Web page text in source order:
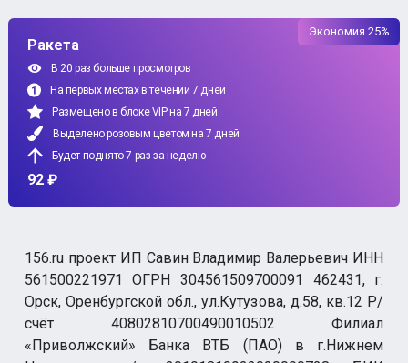
Ракета
В 20 раз больше просмотров
На первых местах в течении 7 дней
Размещено в блоке VIP на 7 дней
Выделено розовым цветом на 7 дней
Будет поднято 7 раз за неделю
92 ₽
Экономия 25%
156.ru проект ИП Савин Владимир Валерьевич ИНН
561500221971 ОГРН 304561509700091 462431, г.
Орск, Оренбургской обл., ул.Кутузова, д.58, кв.12 Р/
счёт 40802810700490010502 Филиал
«Приволжский» Банка ВТБ (ПАО) в г.Нижнем